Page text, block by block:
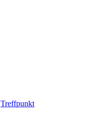
Treffpunkt